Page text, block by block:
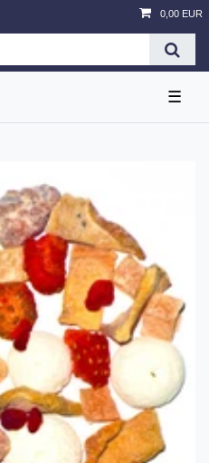
0,00 EUR
☰